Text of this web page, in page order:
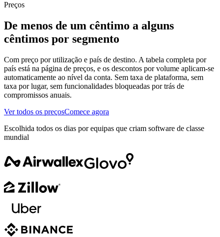
Preços
De menos de um cêntimo a alguns
cêntimos por segmento
Com preço por utilização e país de destino. A tabela completa por
país está na página de preços, e os descontos por volume aplicam-se
automaticamente ao nível da conta. Sem taxa de plataforma, sem
taxa por lugar, sem funcionalidades bloqueadas por trás de
compromissos anuais.
Ver todos os preçosComece agora
Escolhida todos os dias por equipas que criam software de classe
mundial